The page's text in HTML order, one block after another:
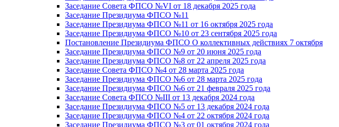
Заседание Совета ФПСО №VI от 18 декабря 2025 года
Заседание Президиума ФПСО №11
Заседание Президиума ФПСО №11 от 16 октября 2025 года
Заседание Президиума ФПСО №10 от 23 сентября 2025 года
Постановление Президиума ФПСО О коллективных действиях 7 октября
Заседание Президиума ФПСО №9 от 20 июня 2025 года
Заседание Президиума ФПСО №8 от 22 апреля 2025 года
Заседание Совета ФПСО №4 от 28 марта 2025 года
Заседание Президиума ФПСО №6 от 28 марта 2025 года
Заседание Президиума ФПСО №6 от 21 февраля 2025 года
Заседание Совета ФПСО №III от 13 декабря 2024 года
Заседание Президиума ФПСО №5 от 13 декабря 2024 года
Заседание Президиума ФПСО №4 от 22 октября 2024 года
Заседание Президиума ФПСО №3 от 01 октября 2024 года